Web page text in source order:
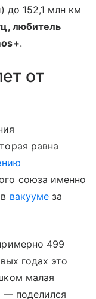
до 152,1 млн км
любитель
.
от
равна
союза именно
вакуумеза
499
годах это
малая
— поделился